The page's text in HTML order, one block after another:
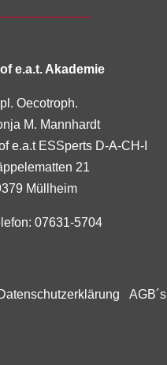
e.a.t. Akademie
Oecotroph.
M. Mannhardt
e.a.t ESSperts D-A-CH-I
21
Müllheim
07631-5704
AGB´s